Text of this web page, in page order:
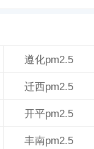
遵化pm2.5
迁西pm2.5
开平pm2.5
丰南pm2.5